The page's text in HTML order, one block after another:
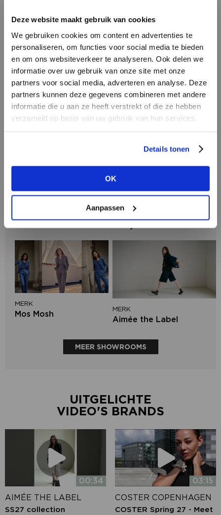
Deze website maakt gebruik van cookies
We gebruiken cookies om content en advertenties te
personaliseren, om functies voor social media te bieden
en om ons websiteverkeer te analyseren. Ook delen we
informatie over uw gebruik van onze site met onze
partners voor social media, adverteren en analyse. Deze
partners kunnen deze gegevens combineren met andere
informatie die u aan ze heeft verstrekt of die ze hebben
verzameld op basis van uw gebruik van hun services.
Details tonen
OK
Aanpassen
INLOGGEN
Wachtwoord
INLOGGEN
NOG GEEN ACCOUNT?
MERK
Knit-ted
Second female
MERK
MERK
Aaiko
MERK
Mos Mosh
MERK
Aimée the Label
MEER SHOWROOMS
UITGELICHTE
VIDEO'S BRANDS
00:34
AIMÉE THE LABEL
SS27 collection
03:15
COSTER COPENHAGEN
COSTER Spring 27 - Meet